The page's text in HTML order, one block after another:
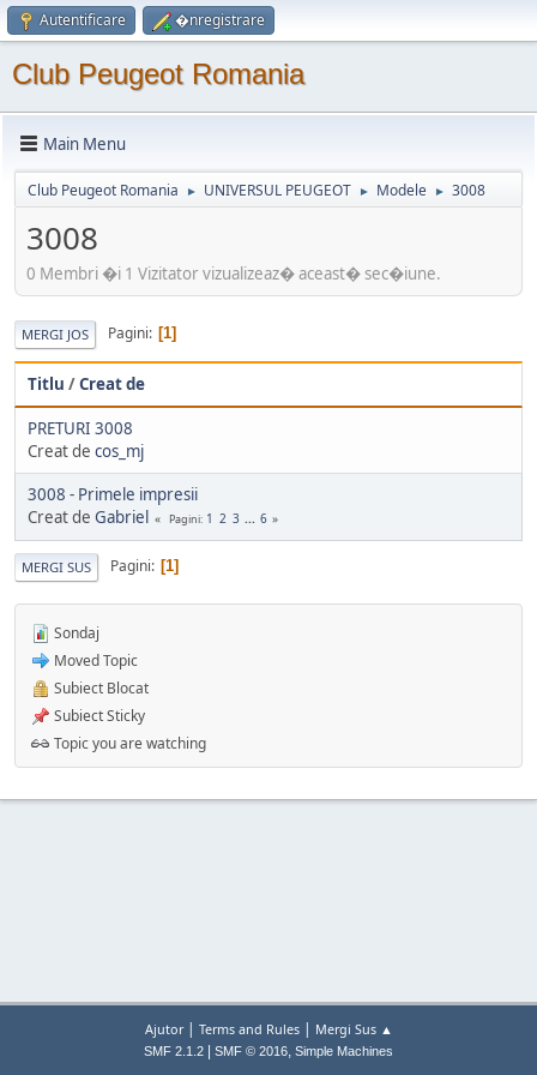
Autentificare �nregistrare
Club Peugeot Romania
Main Menu
Club Peugeot Romania ► UNIVERSUL PEUGEOT ► Modele ► 3008
3008
0 Membri �i 1 Vizitator vizualizeaz� aceast� sec�iune.
MERGI JOS Pagini 1
Titlu /Creat de
PRETURI 3008
Creat de cos_mj
3008 - Primele impresii
Creat de Gabriel Pagini 1 2 3 ... 6
MERGI SUS Pagini 1
Sondaj
Moved Topic
Subiect Blocat
Subiect Sticky
Topic you are watching
Ajutor| Terms and Rules| Mergi Sus ▲
SMF 2.1.2 SMF © 2016, Simple Machines